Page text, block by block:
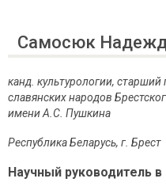
Самосюк
канд. культурологии,
славянских народов
имени А.С. Пушкина
Республика Беларусь, г. Брест
Научный руководитель